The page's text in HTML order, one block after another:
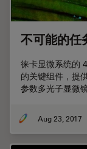
不可能的任
徕卡显微系统的
的关键组件，提
参数多光子显微
Aug 23, 2017